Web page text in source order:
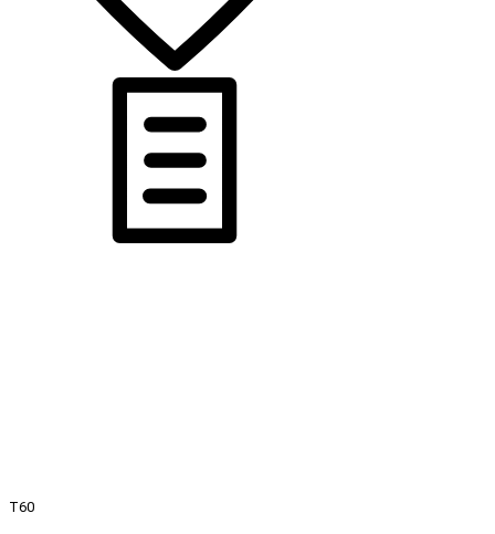
T60